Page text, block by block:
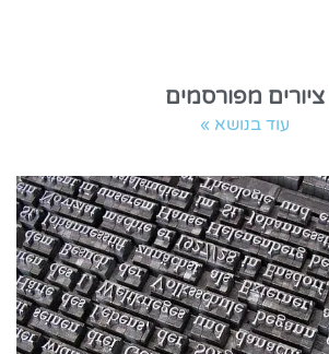
ציורים מפורסמים
עוד בנושא »